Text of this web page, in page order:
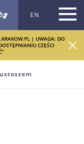
EN
| UWAGA: DO
CZĘŚCI